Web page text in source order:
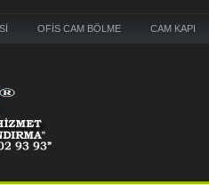
OFİS CAM BÖLME CAM KAPI